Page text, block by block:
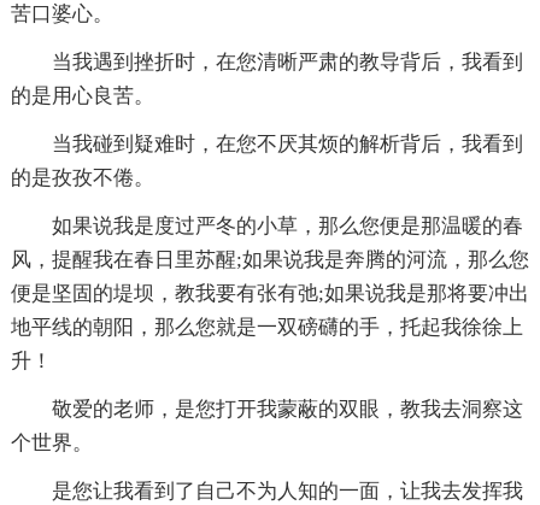
苦口婆心。
当我遇到挫折时，在您清晰严肃的教导背后，我看到
的是用心良苦。
当我碰到疑难时，在您不厌其烦的解析背后，我看到
的是孜孜不倦。
如果说我是度过严冬的小草，那么您便是那温暖的春
风，提醒我在春日里苏醒;如果说我是奔腾的河流，那么您
便是坚固的堤坝，教我要有张有弛;如果说我是那将要冲出
地平线的朝阳，那么您就是一双磅礴的手，托起我徐徐上
升！
敬爱的老师，是您打开我蒙蔽的双眼，教我去洞察这
个世界。
是您让我看到了自己不为人知的一面，让我去发挥我